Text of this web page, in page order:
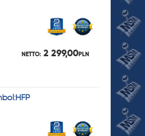
NETTO: 2 299,00PLN